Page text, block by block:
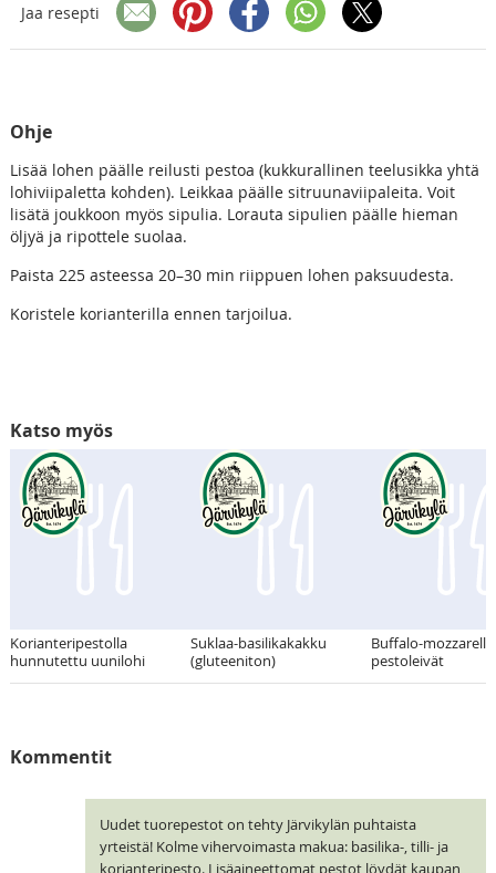
Jaa resepti
Ohje
Lisää lohen päälle reilusti pestoa (kukkurallinen teelusikka yhtä
lohiviipaletta kohden). Leikkaa päälle sitruunaviipaleita. Voit
lisätä joukkoon myös sipulia. Lorauta sipulien päälle hieman
öljyä ja ripottele suolaa.
Paista 225 asteessa 20–30 min riippuen lohen paksuudesta.
Koristele korianterilla ennen tarjoilua.
Katso myös
Korianteripestolla
hunnutettu uunilohi
Suklaa-basilikakakku
(gluteeniton)
Buffalo-
pestoleivät
Kommentit
Uudet tuorepestot on tehty Järvikylän puhtaista
yrteistä! Kolme vihervoimasta makua: basilika-, tilli- ja
korianteripesto. Lisäaineettomat pestot löydät kaupan